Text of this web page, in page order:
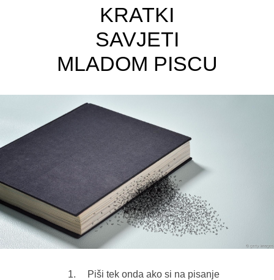
KRATKI
SAVJETI
MLADOM PISCU
Piši tek onda ako si na pisanje